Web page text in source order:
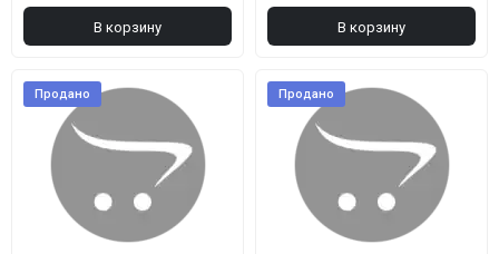
В корзину В корзину
Продано Продано